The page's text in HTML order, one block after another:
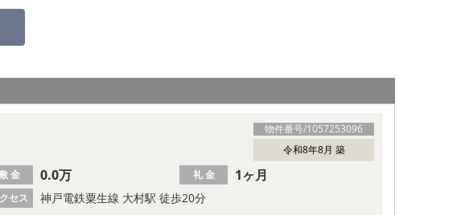
物件番号/1057253096
令和8年8月 築
セス 神戸電鉄粟生線 大村駅 徒歩20分
敷 金 0.0万 礼 金 1ヶ月